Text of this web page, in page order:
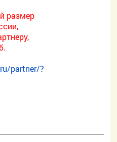
размер
partner/?